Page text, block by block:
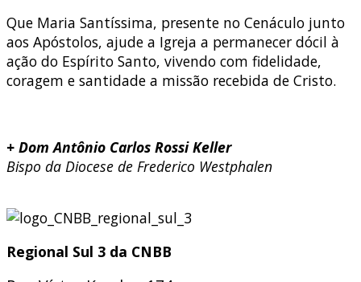
Que Maria Santíssima, presente no Cenáculo junto
aos Apóstolos, ajude a Igreja a permanecer dócil à
ação do Espírito Santo, vivendo com fidelidade,
coragem e santidade a missão recebida de Cristo.
+ Dom Antônio Carlos Rossi Keller
Bispo da Diocese de Frederico Westphalen
Regional Sul 3 da CNBB